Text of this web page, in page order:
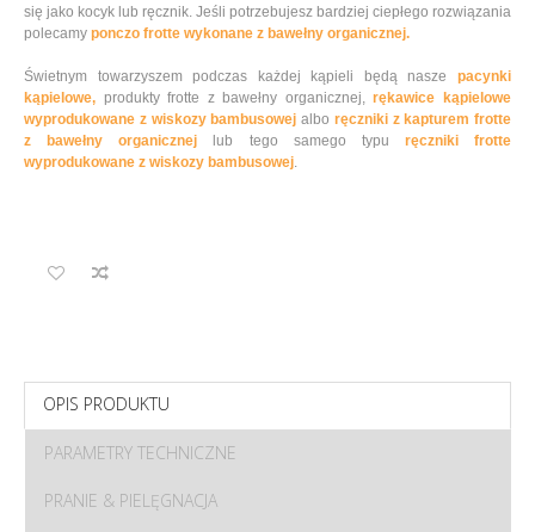
się jako kocyk lub ręcznik. Jeśli potrzebujesz bardziej ciepłego rozwiązania
polecamy ponczo frotte wykonane z bawełny organicznej.
Świetnym towarzyszem podczas każdej kąpieli będą nasze pacynki
kąpielowe, produkty frotte z bawełny organicznej,rękawice kąpielowe
wyprodukowane z wiskozy bambusowej albo ręczniki z kapturem frotte
z bawełny organicznej lub tego samego typu ręczniki frotte
wyprodukowane z wiskozy bambusowej.
OPIS PRODUKTU
PARAMETRY TECHNICZNE
PRANIE & PIELĘGNACJA